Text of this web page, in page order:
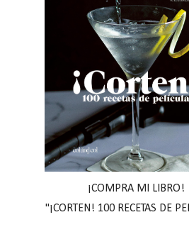
¡COMPRA MI LIBRO!
"¡CORTEN! 100 RECETAS DE